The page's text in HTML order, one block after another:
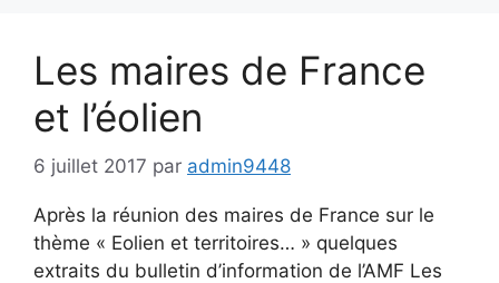
Les maires de France
et l’éolien
6 juillet 2017 par admin9448
Après la réunion des maires de France sur le
thème « Eolien et territoires… » quelques
extraits du bulletin d’information de l’AMF Les